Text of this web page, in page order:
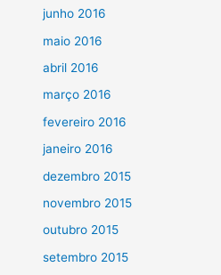
junho 2016
maio 2016
abril 2016
março 2016
fevereiro 2016
janeiro 2016
dezembro 2015
novembro 2015
outubro 2015
setembro 2015